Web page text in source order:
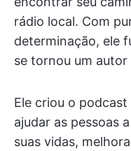
rádio local. Com
determinação, ele
se tornou um autor
Ele criou o
ajudar as pessoas
suas vidas,